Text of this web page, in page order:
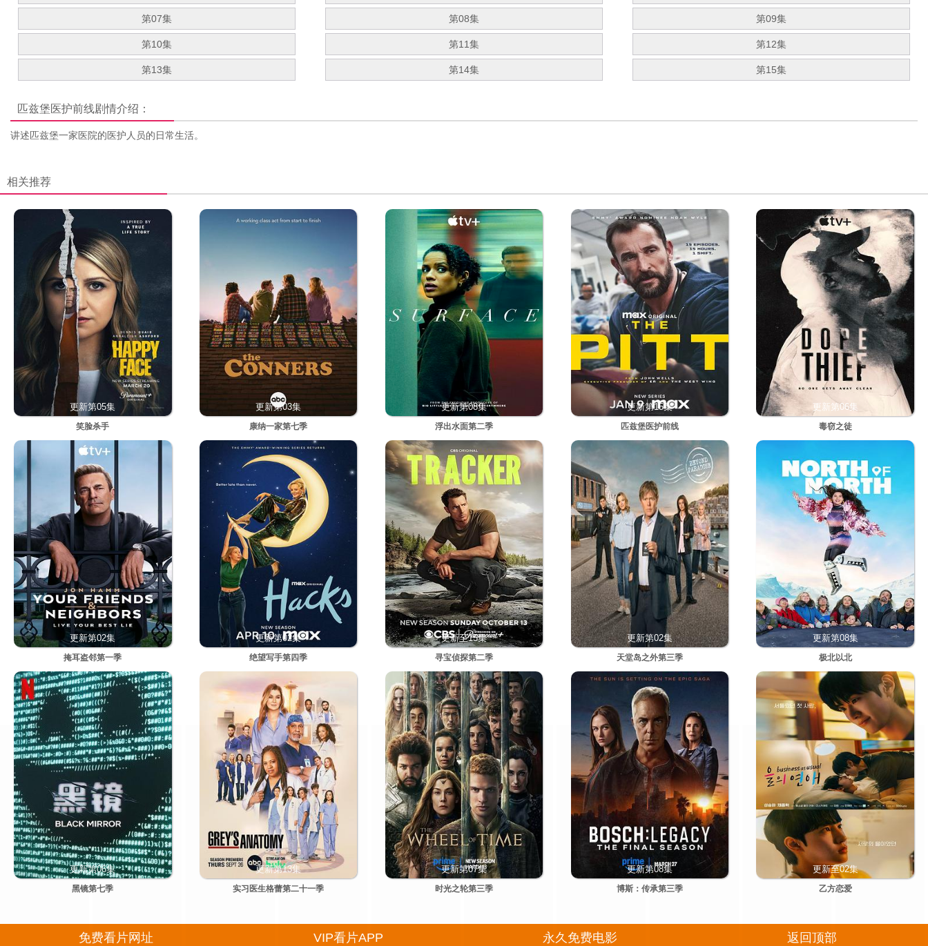
第07集 第08集 第09集
第10集 第11集 第12集
第13集 第14集 第15集
匹兹堡医护前线剧情介绍：
讲述匹兹堡一家医院的医护人员的日常生活。
相关推荐
更新第05集
笑脸杀手
更新第03集
康纳一家第七季
更新第08集
浮出水面第二季
更新第15集
匹兹堡医护前线
更新第06集
毒窃之徒
更新第02集
掩耳盗邻第一季
更新第02集
绝望写手第四季
更新至15集
寻宝侦探第二季
更新第02集
天堂岛之外第三季
更新第08集
极北以北
更新第06集
黑镜第七季
更新第13集
实习医生格蕾第二十一季
更新第07集
时光之轮第三季
更新第08集
博斯：传承第三季
更新至02集
乙方恋爱
免费看片网址 VIP看片APP 永久免费电影 返回顶部